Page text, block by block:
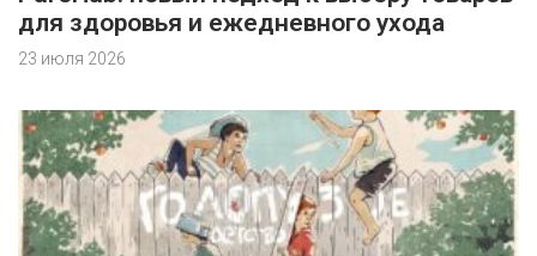
для здоровья и ежедневного ухода
23 июля 2026